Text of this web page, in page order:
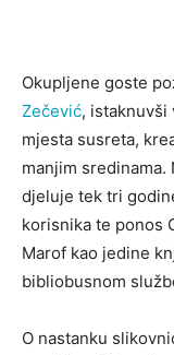
Okupljene goste
Zečević, istaknuvši
mjesta susreta,
manjim sredinama.
djeluje tek tri
korisnika te ponos
Marof kao jedine
bibliobusnom
O nastanku